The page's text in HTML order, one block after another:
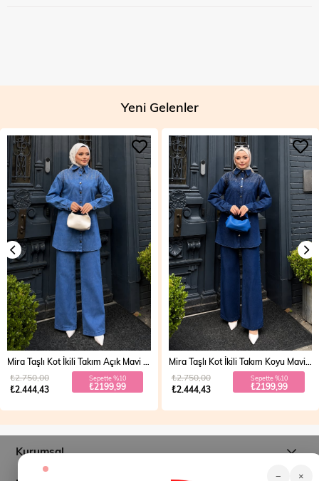
Yeni Gelenler
₺2.444,43
₺2.750,00 Sepette %10
₺2199,99
Mira Taşlı Kot İkili Takım Koyu Mavi 19286
₺2.444,43
₺2.750,00 Sepette %10
₺2199,99
Kurumsal
− ×